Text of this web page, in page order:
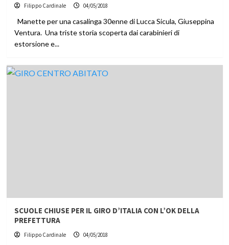
Filippo Cardinale 04/05/2018
Manette per una casalinga 30enne di Lucca Sicula, Giuseppina
Ventura. Una triste storia scoperta dai carabinieri di
estorsione e...
SCUOLE CHIUSE PER IL GIRO D’ITALIA CON L’OK DELLA
PREFETTURA
Filippo Cardinale 04/05/2018